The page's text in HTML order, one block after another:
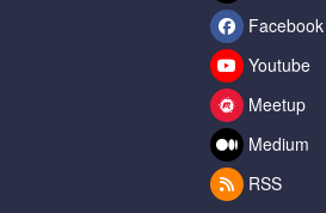
Facebook
Youtube
Meetup
Medium
RSS